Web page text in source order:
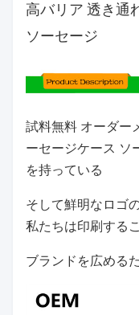
高バリア 透き通
ソーセージ
試料無料 オーダー
ーセージケース ソ
を持っている
そして鮮明なロゴ
私たちは印刷する
ブランドを広める